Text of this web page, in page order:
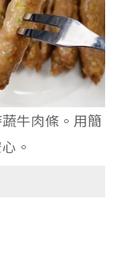
牛肉條。用簡
。